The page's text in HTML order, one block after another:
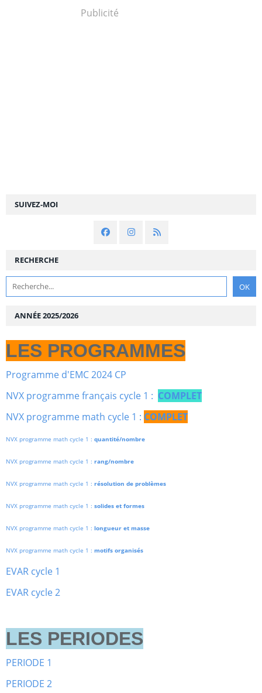
SUIVEZ-MOI
RECHERCHE
Publicité
ANNÉE 2025/2026
LES PROGRAMMES
Programme d'EMC 2024 CP
NVX programme français cycle 1 : COMPLET
NVX programme math cycle 1 : COMPLET
NVX programme math cycle 1 : quantité/nombre
NVX programme math cycle 1 : rang/nombre
NVX programme math cycle 1 : résolution de problèmes
NVX programme math cycle 1 : solides et formes
NVX programme math cycle 1 : longueur et masse
NVX programme math cycle 1 : motifs organisés
EVAR cycle 1
EVAR cycle 2
LES PERIODES
PERIODE 1
PERIODE 2